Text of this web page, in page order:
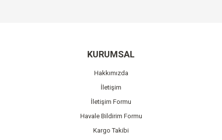
Ürün bilgilerinde hatalar bulunuyor.
Ürün fiyatı diğer sitelerden daha pahalı.
Bu ürüne benzer farklı alternatifler olmalı.
KURUMSAL
Hakkımızda
İletişim
İletişim Formu
Havale Bildirim Formu
Kargo Takibi